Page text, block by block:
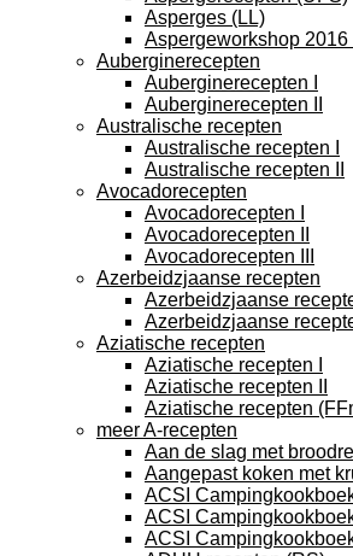
Asperges (LL)
Aspergeworkshop 2016
Auberginerecepten
Auberginerecepten I
Auberginerecepten II
Australische recepten
Australische recepten I
Australische recepten II
Avocadorecepten
Avocadorecepten I
Avocadorecepten II
Avocadorecepten III
Azerbeidzjaanse recepten
Azerbeidzjaanse
Azerbeidzjaanse
Aziatische recepten
Aziatische recepten I
Aziatische recepten II
Aziatische recepten
meer A-recepten
Aan de slag met
Aangepast koken met
ACSI
ACSI
ACSI